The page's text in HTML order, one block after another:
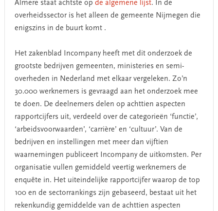
Almere staat achtste op de algemene lijst. In de
overheidssector is het alleen de gemeente Nijmegen die
enigszins in de buurt komt .
Het zakenblad Incompany heeft met dit onderzoek de
grootste bedrijven gemeenten, ministeries en semi-
overheden in Nederland met elkaar vergeleken. Zo’n
30.000 werknemers is gevraagd aan het onderzoek mee
te doen. De deelnemers delen op achttien aspecten
rapportcijfers uit, verdeeld over de categorieën ‘functie’,
‘arbeidsvoorwaarden’, ‘carrière’ en ‘cultuur’. Van de
bedrijven en instellingen met meer dan vijftien
waarnemingen publiceert Incompany de uitkomsten. Per
organisatie vullen gemiddeld veertig werknemers de
enquête in. Het uiteindelijke rapportcijfer waarop de top
100 en de sectorrankings zijn gebaseerd, bestaat uit het
rekenkundig gemiddelde van de achttien aspecten